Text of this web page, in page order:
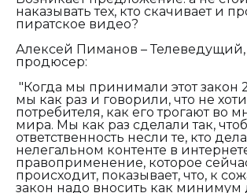
наказывать тех, кто скачивает и
пиратское видео?
Алексей Пиманов – Телеведущий,
продюсер:
"Когда мы принимали этот закон
мы как раз и говорили, что не
потребителя, как его трогают во
мира. Мы как раз сделали так,
ответственность несли те, кто
нелегальном контенте в
правоприменение, которое
происходит, показывает, что, к
закон надо вносить как минимум